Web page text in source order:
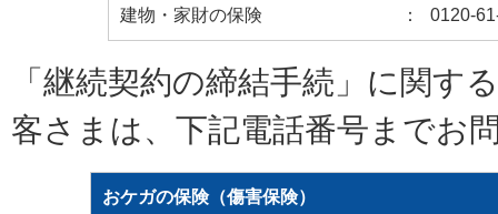
建物・家財の保険 ： 0120-
「継続契約の締結手続」に関す
客さまは、下記電話番号までお
おケガの保険（傷害保険）